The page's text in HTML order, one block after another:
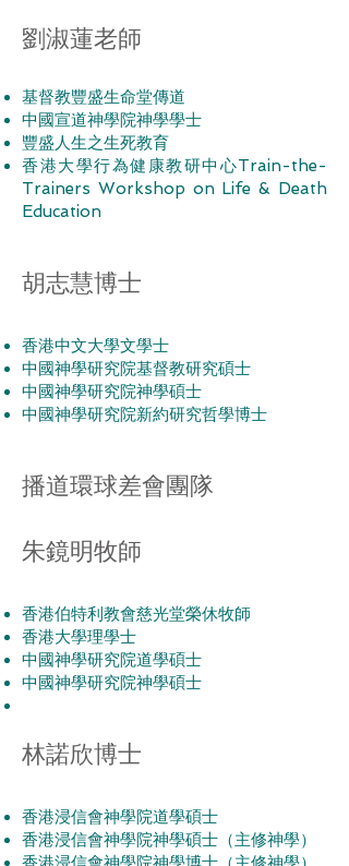
劉淑蓮老師
基督教豐盛生命堂傳道
中國宣道神學院神學學士
豐盛人生之生死教育
香港大學行為健康教研中心Train-the-
Trainers Workshop on Life & Death
Education
胡志慧博士​
香港中文大學文學士
中國神學研究院基督教研究碩士
中國神學研究院神學碩士
中國神學研究院新約研究哲學博士
播道環球差會團隊​
朱鏡明牧師
香港伯特利教會慈光堂榮休牧師
香港大學理學士
中國神學研究院道學碩士
中國神學研究院神學碩士
林諾欣博士
香港浸信會神學院道學碩⼠
香港浸信會神學院神學碩⼠（主修神學）